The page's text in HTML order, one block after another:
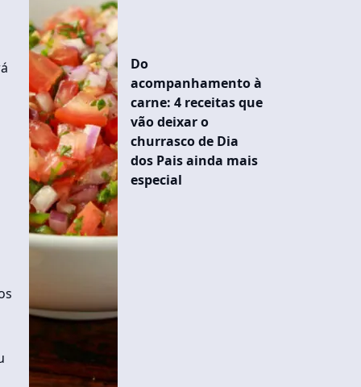
Do
acompanhamento à
carne: 4 receitas que
vão deixar o
churrasco de Dia
dos Pais ainda mais
especial